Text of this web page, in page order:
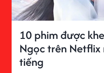
10 phim được
Ngọc trên
tiếng